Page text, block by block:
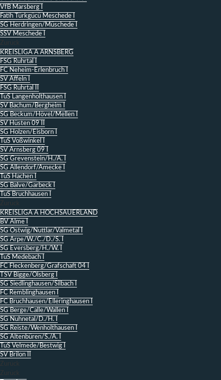
VfB Marsberg I
Fatih Türkgücü Meschede I
SG Herdringen/Müschede I
SSV Meschede I
Zurück
KREISLIGA A ARNSBERG
FSG Ruhrtal I
FC Neheim-Erlenbruch I
SV Affeln I
FSG Ruhrtal II
TuS Langenholthausen I
SV Bachum/Bergheim I
SG Beckum/Hövel/Mellen I
SV Hüsten 09 II
SG Holzen/Eisborn I
TuS Voßwinkel I
SV Arnsberg 09 I
SG Grevenstein/H./A. I
SG Allendorf/Amecke I
TuS Hachen I
SG Balve/Garbeck I
TuS Bruchhausen I
Zurück
KREISLIGA A HOCHSAUERLAND
BV Alme I
SG Ostwig/Nuttlar/Valmetal I
SG Arpe/W./C./D./S. I
SG Eversberg/H./W. I
TuS Medebach I
FC Fleckenberg/Grafschaft 04 I
TSV Bigge/Olsberg I
SG Siedlinghausen/Silbach I
FC Remblinghausen I
FC Bruchhausen/Elleringhausen I
SG Berge/Calle/Wallen I
SG Nuhnetal/D./H. I
SG Reiste/Wenholthausen I
SG Altenbüren/S./A. I
TuS Velmede/Bestwig I
SV Brilon II
Zurück
Zurück